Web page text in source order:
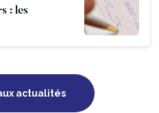
: les
actualités